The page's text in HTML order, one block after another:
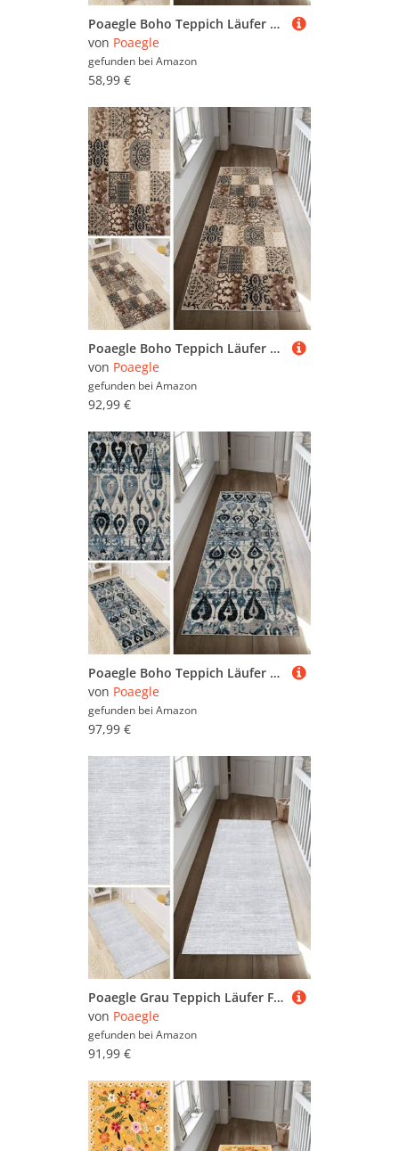
Poaegle Boho Teppich Läufer Flur Lang rutschfest Waschbar Vintage Kücheläufer Teppich Läufer 120x150cm Dauerhaft Läuferteppich Flurläufer Korridor Meterware
von Poaegle
gefunden bei Amazon
58,99 €
Poaegle Boho Teppich Läufer Flur Lang rutschfest Waschbar Vintage Kücheläufer Teppich Läufer 60x600cm Dauerhaft Läuferteppich Flurläufer Korridor Meterware
von Poaegle
gefunden bei Amazon
92,99 €
Poaegle Boho Teppich Läufer Flur Lang rutschfest Waschbar Vintage Kücheläufer Teppich Läufer 80x450cm Dauerhaft Läuferteppich Flurläufer Korridor Meterware
von Poaegle
gefunden bei Amazon
97,99 €
Poaegle Grau Teppich Läufer Flur Abstrakt Lang rutschfest Waschbar Vintage Kücheläufer Teppich Läufer 90x350cm Dauerhaft Läuferteppich Flurläufer Korridor Meterware
von Poaegle
gefunden bei Amazon
91,99 €